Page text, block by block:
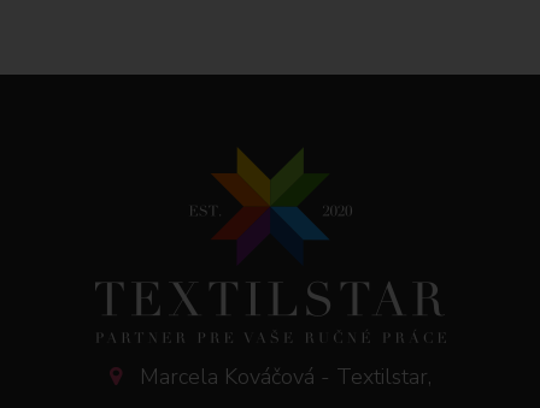
Marcela Kováčová - Textilstar,